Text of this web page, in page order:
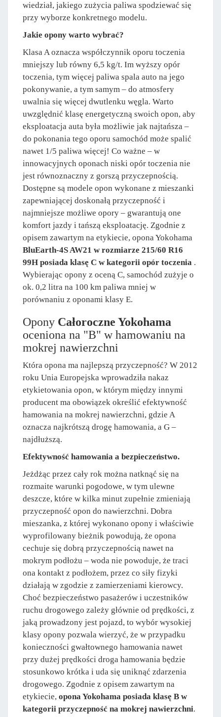
wiedział, jakiego zużycia paliwa spodziewać się
przy wyborze konkretnego modelu.
Jakie opony warto wybrać?
Klasa A oznacza współczynnik oporu toczenia
mniejszy lub równy 6,5 kg/t. Im wyższy opór
toczenia, tym więcej paliwa spala auto na jego
pokonywanie, a tym samym – do atmosfery
uwalnia się więcej dwutlenku węgla. Warto
uwzględnić klasę energetyczną swoich opon, aby
eksploatacja auta była możliwie jak najtańsza –
do pokonania tego oporu samochód może spalić
nawet 1/5 paliwa więcej! Co ważne – w
innowacyjnych oponach niski opór toczenia nie
jest równoznaczny z gorszą przyczepnością.
Dostępne są modele opon wykonane z mieszanki
zapewniającej doskonałą przyczepność i
najmniejsze możliwe opory – gwarantują one
komfort jazdy i tańszą eksploatację. Zgodnie z
opisem zawartym na etykiecie, opona Yokohama
BluEarth-4S AW21 w rozmiarze 215/60 R16
99H posiada klasę C w kategorii opór toczenia .
Wybierając opony z oceną C, samochód zużyje o
ok. 0,2 litra na 100 km paliwa mniej w
porównaniu z oponami klasy E.
Opony Całoroczne Yokohama
oceniona na "B" w hamowaniu na
mokrej nawierzchni
Która opona ma najlepszą przyczepność? W 2012
roku Unia Europejska wprowadziła nakaz
etykietowania opon, w którym między innymi
producent ma obowiązek określić efektywność
hamowania na mokrej nawierzchni, gdzie A
oznacza najkrótszą drogę hamowania, a G –
najdłuższą.
Efektywność hamowania a bezpieczeństwo.
Jeżdżąc przez cały rok można natknąć się na
rozmaite warunki pogodowe, w tym ulewne
deszcze, które w kilka minut zupełnie zmieniają
przyczepność opon do nawierzchni. Dobra
mieszanka, z której wykonano opony i właściwie
wyprofilowany bieżnik powodują, że opona
cechuje się dobrą przyczepnością nawet na
mokrym podłożu – woda nie powoduje, że traci
ona kontakt z podłożem, przez co siły fizyki
działają w zgodzie z zamierzeniami kierowcy.
Choć bezpieczeństwo pasażerów i uczestników
ruchu drogowego zależy głównie od prędkości, z
jaką prowadzony jest pojazd, to wybór wysokiej
klasy opony pozwala wierzyć, że w przypadku
konieczności gwałtownego hamowania nawet
przy dużej prędkości droga hamowania będzie
stosunkowo krótka i uda się uniknąć zdarzenia
drogowego. Zgodnie z opisem zawartym na
etykiecie, opona Yokohama posiada klasę B w
kategorii przyczepność na mokrej nawierzchni.